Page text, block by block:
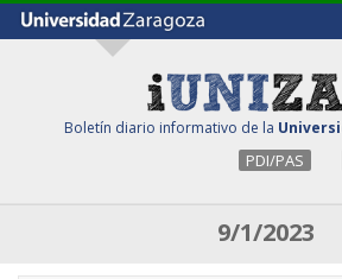
Boletín diario informativo de la
PDI/PAS
9/1/2023